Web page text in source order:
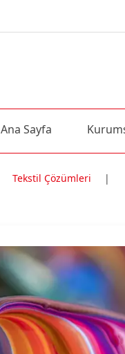
Ana Sayfa
Tekstil Çözümleri |